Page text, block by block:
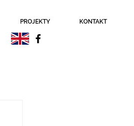
PROJEKTY KONTAKT